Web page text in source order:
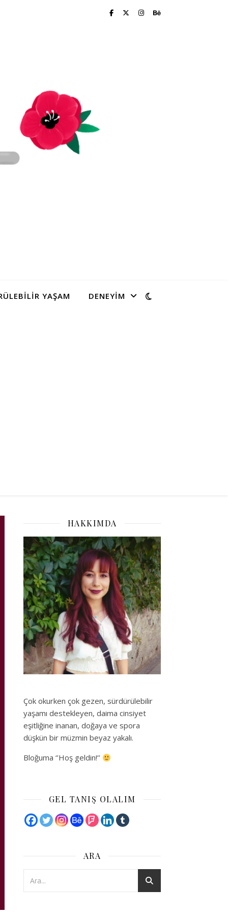
YAŞAM DENEYIM
HAKKIMDA
Çok okurken çok gezen, sürdürülebilir
yaşamı destekleyen, daima cinsiyet
eşitliğine inanan, doğaya ve spora
düşkün bir müzmin beyaz yakalı.
Bloğuma ‘’Hoş geldin!’’
GEL TANIŞ OLALIM
ARA